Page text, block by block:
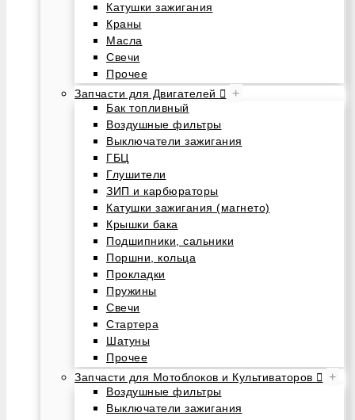
Катушки зажигания
Краны
Масла
Свечи
Прочее
Запчасти для Двигателей
+
Бак топливный
Воздушные фильтры
Выключатели зажигания
ГБЦ
Глушители
ЗИП и карбюраторы
Катушки зажигания (магнето)
Крышки бака
Подшипники, сальники
Поршни, кольца
Прокладки
Пружины
Свечи
Стартера
Шатуны
Прочее
Запчасти для Мотоблоков и Культиваторов
+
Воздушные фильтры
Выключатели зажигания